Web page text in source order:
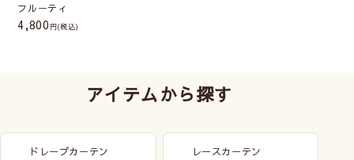
フルーティ
4,800 (税込)
アイテムから探す
ドレープカーテン レースカーテン